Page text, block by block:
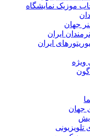
موزیک نمایشگاه
جهان
ایران
ایران
ویژه
جهان